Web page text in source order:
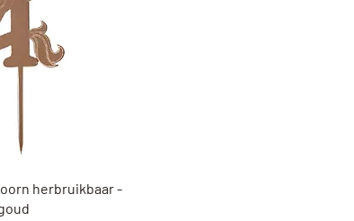
overzichtherbruikbaar -